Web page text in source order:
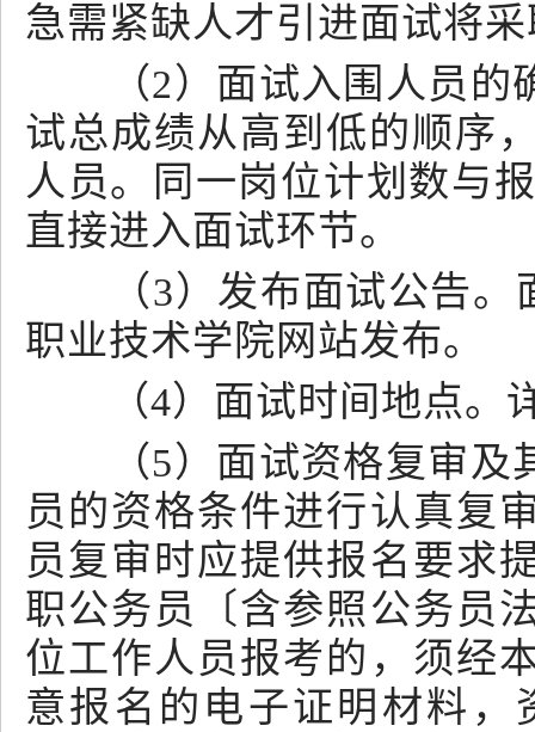
急需紧缺人才引进面试将
（2）面试入围人员的
试总成绩从高到低的顺序
人员。同一岗位计划数与
直接进入面试环节。
（3）发布面试公告。
职业技术学院网站发布。
（4）面试时间地点。
（5）面试资格复审及
员的资格条件进行认真复
员复审时应提供报名要求
职公务员〔含参照公务员
位工作人员报考的，须经
意报名的电子证明材料